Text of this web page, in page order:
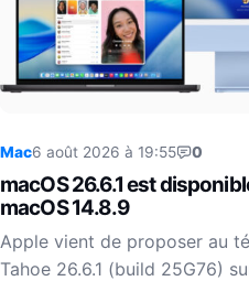
Mac6 août 2026 à 19:55 0
macOS 26.6.1 est
macOS 14.8.9
Apple vient de proposer au
Tahoe 26.6.1 (build 25G76)